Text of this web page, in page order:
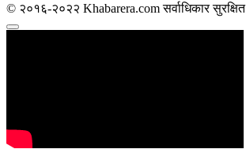
© २०१६-२०२२ Khabarera.com सर्वाधिकार सुरक्षित